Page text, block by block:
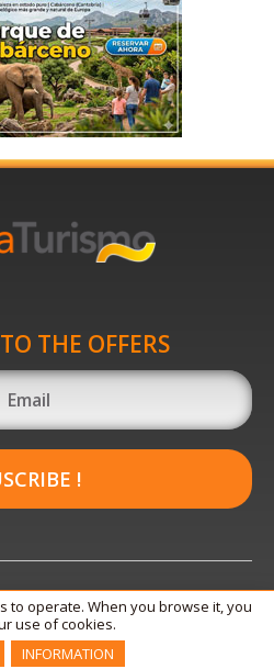
THE OFFERS
!
to operate. When you browse it, you
use of cookies.
INFORMATION